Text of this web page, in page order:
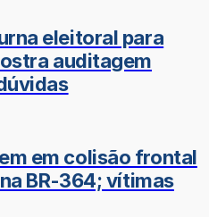
eleitoral para
auditagem
em colisão frontal
BR-364; vítimas